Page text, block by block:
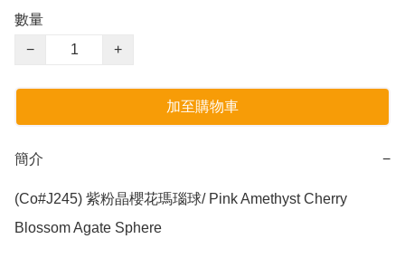
數量
−
+
加至購物車
簡介 −
(Co#J245) 紫粉晶櫻花瑪瑙球/ Pink Amethyst Cherry
Blossom Agate Sphere